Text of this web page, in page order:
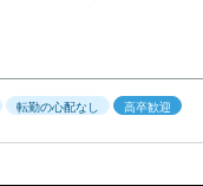
転勤の心配なし 高卒歓迎